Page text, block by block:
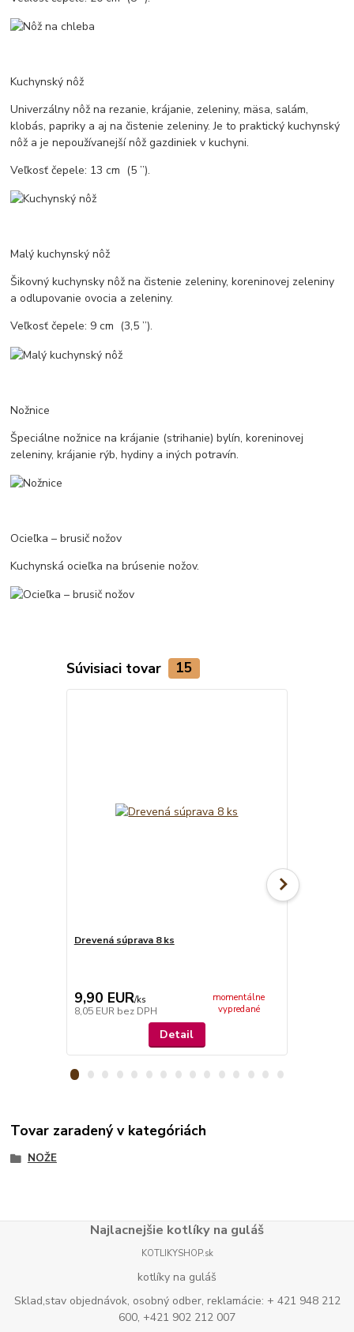
Kuchynský nôž
Univerzálny nôž na rezanie, krájanie, zeleniny, mäsa, salám,
klobás, papriky a aj na čistenie zeleniny. Je to praktický kuchynský
nôž a je nepoužívanejší nôž gazdiniek v kuchyni.
Veľkosť čepele: 13 cm (5 ’’).
Malý kuchynský nôž
Šikovný kuchynsky nôž na čistenie zeleniny, koreninovej zeleniny
a odlupovanie ovocia a zeleniny.
Veľkosť čepele: 9 cm (3,5 ’’).
Nožnice
Špeciálne nožnice na krájanie (strihanie) bylín, koreninovej
zeleniny, krájanie rýb, hydiny a iných potravín.
Ocieľka – brusič nožov
Kuchynská ocieľka na brúsenie nožov.
Súvisiaci tovar 15
Drevená súprava 8 ks
9,90 EUR/ks
8,05 EUR bez DPH
momentálne
vypredané
Detail
Tovar zaradený v kategóriách
NOŽE
Najlacnejšie kotlíky na guláš
KOTLIKYSHOP.sk
kotlíky na guláš
Sklad,stav objednávok, osobný odber, reklamácie: + 421 948 212
600, +421 902 212 007